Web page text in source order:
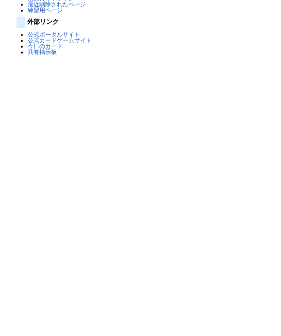
最近削除されたページ
練習用ページ
外部リンク
公式ポータルサイト
公式カードゲームサイト
今日のカード
共有掲示板